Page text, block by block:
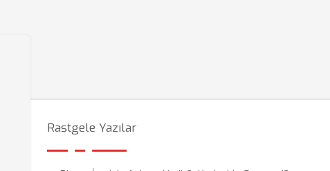
Rastgele Yazılar